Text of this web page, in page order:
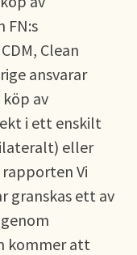
FN:s
Clean
ansvarar
av
i ett enskilt
eller
Vi
granskas ett av
kommer att